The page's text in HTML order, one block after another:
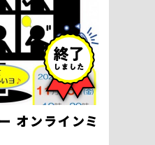
オンラインミ